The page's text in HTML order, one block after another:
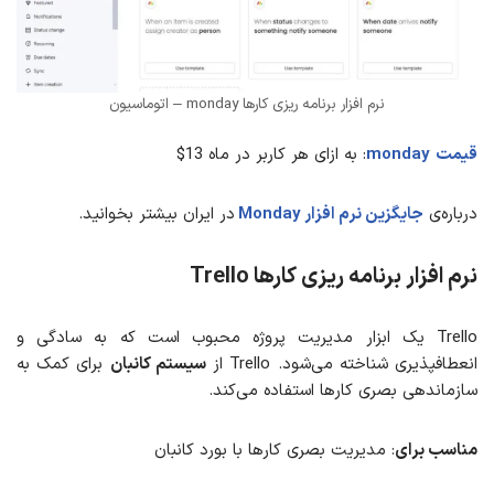
نرم افزار برنامه ریزی کارها monday – اتوماسیون
قیمت monday: به ازای هر کاربر در ماه 13$
درباره‌ی جایگزین نرم افزار Monday در ایران بیشتر بخوانید.
نرم افزار برنامه ریزی کارهاTrello
Trello یک ابزار مدیریت پروژه محبوب است که به سادگی و
انعطاف‎پذیری شناخته می‌شود. Trello از
سیستم کانبان برای کمک به
سازماندهی بصری کارها استفاده می‌کند.
مناسب برای: مدیریت بصری کارها با بورد کانبان